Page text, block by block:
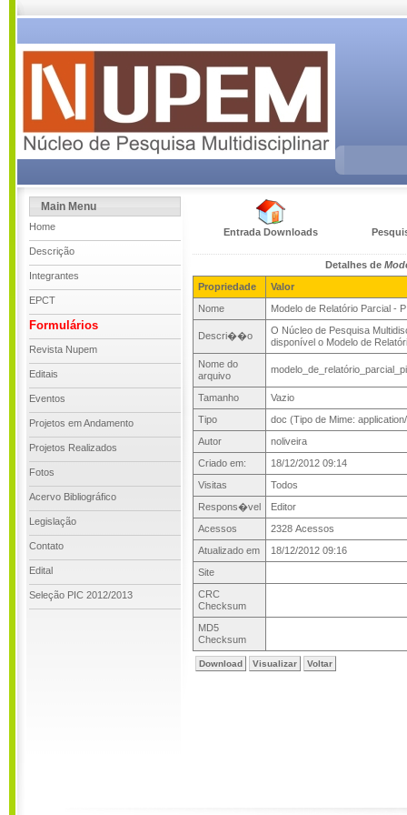
Main Menu
Home
Descrição
Integrantes
EPCT
Formulários
Revista Nupem
Editais
Eventos
Projetos em Andamento
Projetos Realizados
Fotos
Acervo Bibliográfico
Legislação
Contato
Edital
Seleção PIC 2012/2013
Entrada Downloads
Detalhes de
Propriedade
Valor
Nome
Modelo de Relatório Parcial -
Descri��o
O Núcleo de Pesquisa
disponível o Modelo de
Nome do
arquivo
Tamanho
Vazio
Tipo
doc (Tipo de Mime:
Autor
noliveira
Criado em:
18/12/2012 09:14
Visitas
Todos
Respons�vel
Editor
Acessos
2328 Acessos
Atualizado em
18/12/2012 09:16
Site
CRC
Checksum
MD5
Checksum
Download Visualizar Voltar